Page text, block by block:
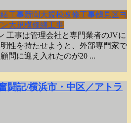
工事新聞大規模改修工事鶴見区ヨ
大規模修繕工事
工事は管理会社と専門業者のJVに
性を持たせようと、外部専門家で
問に迎え入れたのが20 ...
記/横浜市・中区／アトラ